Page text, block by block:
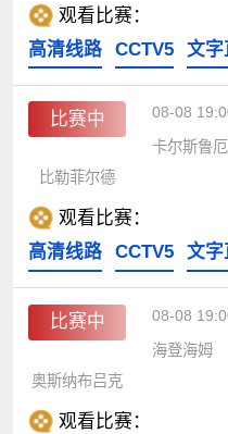
观看比赛：
高清线路
CCTV5 文字
比赛中 08-08
卡尔斯鲁厄
比勒菲尔德
观看比赛：
高清线路
CCTV5 文字
比赛中 08-08
海登海姆
奥斯纳布吕克
观看比赛：